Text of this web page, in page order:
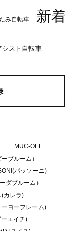
み自転車
新着
シスト自転車
MUC-OFF
ブルーム）
パッソーニ)
ダブルーム）
カレラ)
ヨーフレーム)
エイチ)